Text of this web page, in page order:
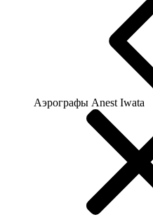
Аэрографы Anest Iwata